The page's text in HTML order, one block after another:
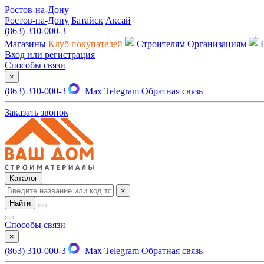
Ростов-на-Дону
Ростов-на-Дону Батайск Аксай
(863) 310-000-3
Магазины Клуб покупателей Строителям Организациям
Вход или регистрация
Способы связи
×
(863) 310-000-3 Max Telegram Обратная связь
Заказать звонок
Каталог
×
Найти
Способы связи
×
(863) 310-000-3 Max Telegram Обратная связь